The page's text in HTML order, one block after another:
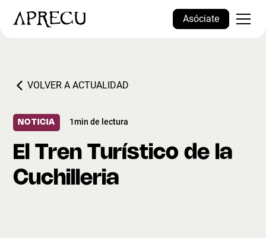
Asóciate
VOLVER A ACTUALIDAD
NOTICIA 1min de lectura
El Tren Turístico de la
Cuchilleria